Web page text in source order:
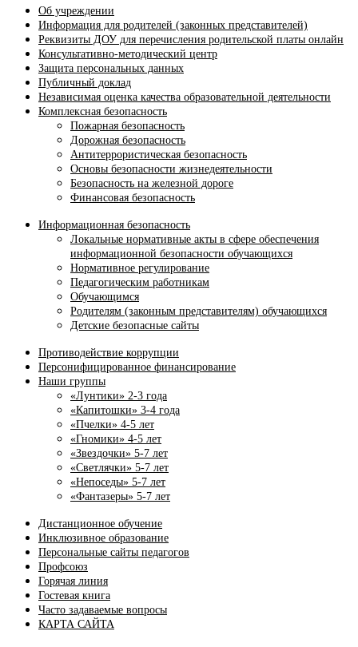
Об учреждении
Информация для родителей (законных представителей)
Реквизиты ДОУ для перечисления родительской платы онлайн
Консультативно-методический центр
Защита персональных данных
Публичный доклад
Независимая оценка качества образовательной деятельности
Комплексная безопасность
Пожарная безопасность
Дорожная безопасность
Антитеррористическая безопасность
Основы безопасности жизнедеятельности
Безопасность на железной дороге
Финансовая безопасность
Информационная безопасность
Локальные нормативные акты в сфере обеспечения
информационной безопасности обучающихся
Нормативное регулирование
Педагогическим работникам
Обучающимся
Родителям (законным представителям) обучающихся
Детские безопасные сайты
Противодействие коррупции
Персонифицированное финансирование
Наши группы
«Лунтики» 2-3 года
«Капитошки» 3-4 года
«Пчелки» 4-5 лет
«Гномики» 4-5 лет
«Звездочки» 5-7 лет
«Светлячки» 5-7 лет
«Непоседы» 5-7 лет
«Фантазеры» 5-7 лет
Дистанционное обучение
Инклюзивное образование
Персональные сайты педагогов
Профсоюз
Горячая линия
Гостевая книга
Часто задаваемые вопросы
КАРТА САЙТА